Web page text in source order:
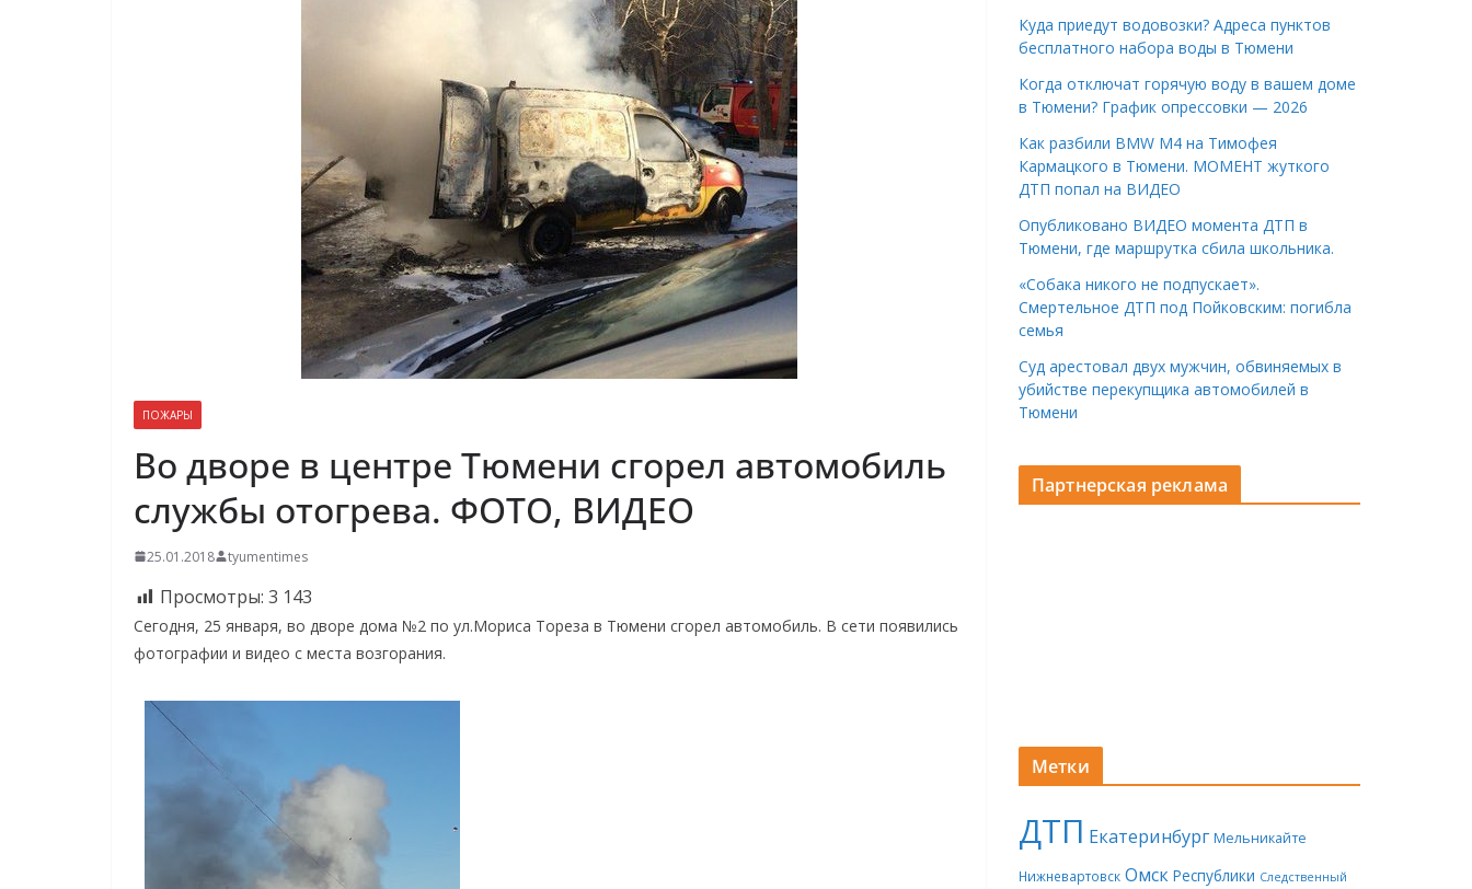
ПОЖАРЫ
Во дворе в центре Тюмени сгорел автомобиль
службы отогрева. ФОТО, ВИДЕО
25.01.2018 tyumentimes
Просмотры: 3 143
Сегодня, 25 января, во дворе дома №2 по ул.Мориса Тореза в Тюмени сгорел автомобиль. В сети появились
фотографии и видео с места возгорания.
Куда приедут водовозки? Адреса пунктов
бесплатного набора воды в Тюмени
Когда отключат горячую воду в вашем доме
в Тюмени? График опрессовки — 2026
Как разбили BMW M4 на Тимофея
Кармацкого в Тюмени. МОМЕНТ жуткого
ДТП попал на ВИДЕО
Опубликовано ВИДЕО момента ДТП в
Тюмени, где маршрутка сбила школьника.
«Собака никого не подпускает».
Смертельное ДТП под Пойковским: погибла
семья
Суд арестовал двух мужчин, обвиняемых в
убийстве перекупщика автомобилей в
Тюмени
Партнерская реклама
Метки
ДТП Екатеринбург Мельникайте
Нижневартовск Омск Республики Следственный